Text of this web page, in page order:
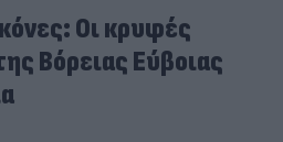
Οι κρυφές
Βόρειας Εύβοιας